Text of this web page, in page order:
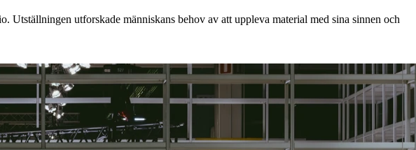
utforskade människans behov av att uppleva material med sina sinnen och